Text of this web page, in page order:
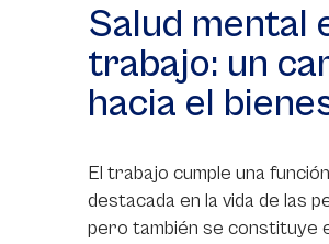
Salud mental
trabajo: un
hacia el
El trabajo cumple una función
destacada en la vida de las
pero también se constituye